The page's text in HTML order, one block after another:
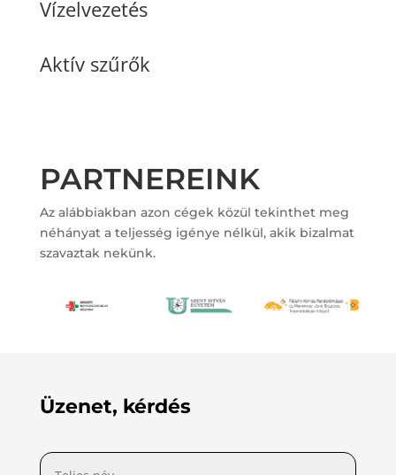
Vízelvezetés
Aktív szűrők
PARTNEREINK
Az alábbiakban azon cégek közül tekinthet meg
néhányat a teljesség igénye nélkül, akik bizalmat
szavaztak nekünk.
Üzenet, kérdés